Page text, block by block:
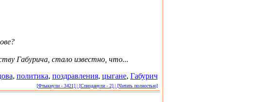
Габурича, стало известно, что...
, политика, поздравления, цыгане, Габурич
[Фтыкнули - 3421] | [Спизданули - 2] | [Читать полностью]